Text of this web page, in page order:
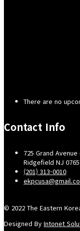
There are no
Contact Info
725 Grand Avenue
Ridgefield NJ
(201) 313-0010
© 2022 The Eastern
Designed By Intonet